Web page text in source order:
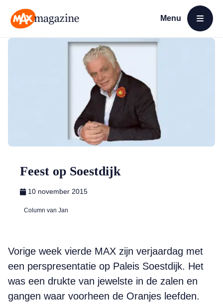
Menu
Open menu
Feest op Soestdijk
10 november 2015
Column van Jan
Vorige week vierde MAX zijn verjaardag met
een perspresentatie op Paleis Soestdijk. Het
was een drukte van jewelste in de zalen en
gangen waar voorheen de Oranjes leefden.